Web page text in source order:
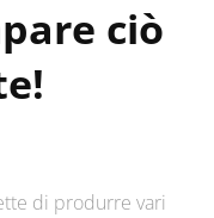
ciò
di produrre vari